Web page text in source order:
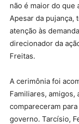
não é maior do que
Apesar da pujança,
atenção às
direcionador da
Freitas.
A cerimônia foi
Familiares, amigos,
compareceram
governo. Tarcísio,